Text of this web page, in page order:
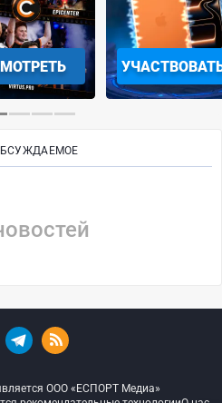
ООО «ЕСПОРТ Медиа»